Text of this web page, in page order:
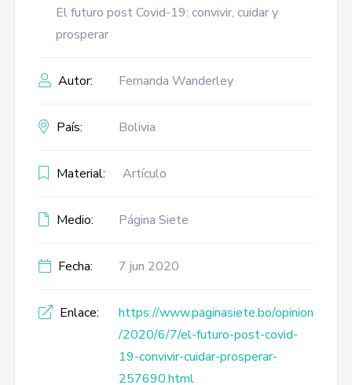
El futuro post Covid-19: convivir, cuidar y
prosperar
Autor: Fernanda Wanderley
País: Bolivia
Material: Artículo
Medio: Página Siete
Fecha: 7 jun 2020
Enlace:
https://www.paginasiete.bo/opinion
/2020/6/7/el-futuro-post-covid-
19-convivir-cuidar-prosperar-
257690.html